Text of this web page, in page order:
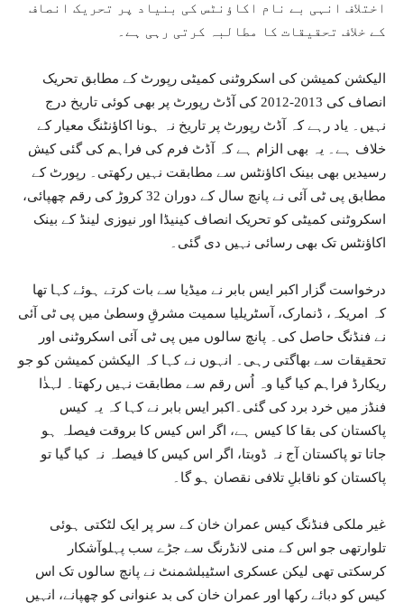
اختلاف انہی بے نام اکاؤنٹس کی بنیاد پر تحریک انصاف
کے خلاف تحقیقات کا مطالبہ کرتی رہی ہے۔
الیکشن کمیشن کی اسکروٹنی کمیٹی رپورٹ کے مطابق تحریک
انصاف کی 2013-2012 کی آڈٹ رپورٹ پر بھی کوئی تاریخ درج
نہیں۔ یاد رہے کہ آڈٹ رپورٹ پر تاریخ نہ ہونا اکاؤنٹنگ معیار کے
خلاف ہے۔ یہ بھی الزام ہے کہ آڈٹ فرم کی فراہم کی گئی کیش
رسیدیں بھی بینک اکاؤنٹس سے مطابقت نہیں رکھتی۔ رپورٹ کے
مطابق پی ٹی آئی نے پانچ سال کے دوران 32 کروڑ کی رقم چھپائی،
اسکروٹنی کمیٹی کو تحریک انصاف کینیڈا اور نیوزی لینڈ کے بینک
اکاؤنٹس تک بھی رسائی نہیں دی گئی۔
درخواست گزار اکبر ایس بابر نے میڈیا سے بات کرتے ہوئے کہا تھا
کہ امریکہ، ڈنمارک، آسٹریلیا سمیت مشرقِ وسطیٰ میں پی ٹی آئی
نے فنڈنگ حاصل کی۔ پانچ سالوں میں پی ٹی آئی اسکروٹنی اور
تحقیقات سے بھاگتی رہی۔ انہوں نے کہا کہ الیکشن کمیشن کو جو
ریکارڈ فراہم کیا گیا وہ اُس رقم سے مطابقت نہیں رکھتا۔ لہذٰا
فنڈز میں خرد برد کی گئی۔اکبر ایس بابر نے کہا کہ یہ کیس
پاکستان کی بقا کا کیس ہے، اگر اس کیس کا بروقت فیصلہ ہو
جاتا تو پاکستان آج نہ ڈوبتا، اگر اس کیس کا فیصلہ نہ کیا گیا تو
پاکستان کو ناقابلِ تلافی نقصان ہو گا۔
غیر ملکی فنڈنگ کیس عمران خان کے سر پر ایک لٹکتی ہوئی
تلوارتھی جو اس کے منی لانڈرنگ سے جڑے سب پہلوآشکار
کرسکتی تھی لیکن عسکری اسٹیبلشمنٹ نے پانچ سالوں تک اس
کیس کو دبائے رکھا اور عمران خان کی بد عنوانی کو چھپانے، انہیں